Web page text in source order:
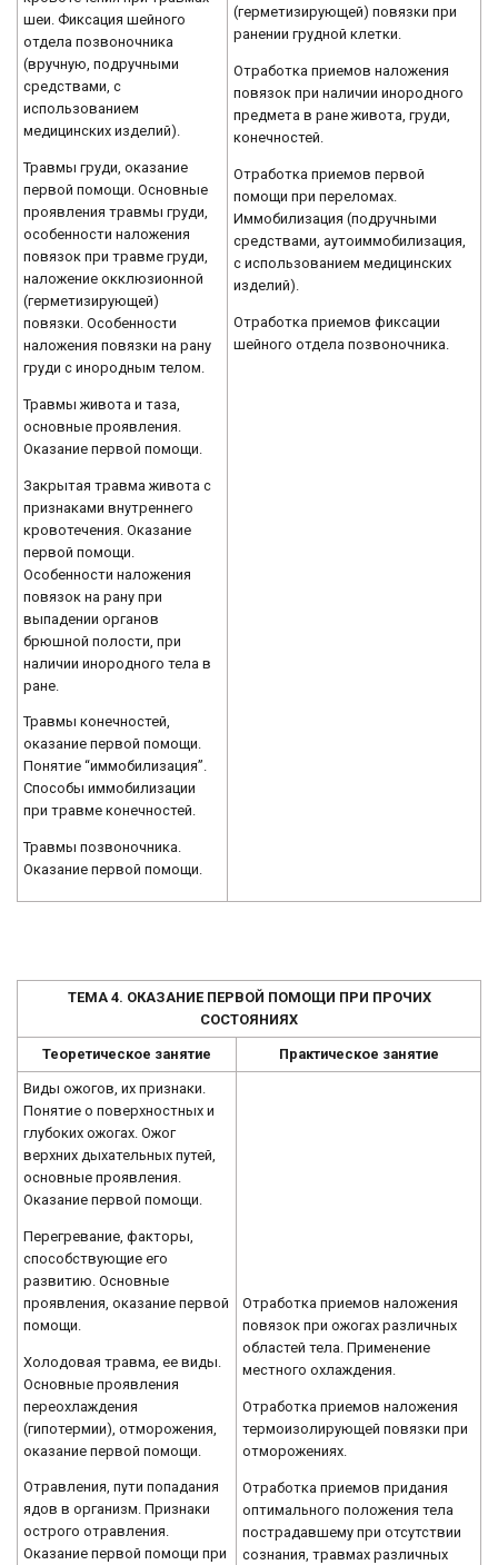
шеи. Фиксация шейного
отдела позвоночника
(вручную, подручными
средствами, с
использованием
медицинских изделий).
Травмы груди, оказание
первой помощи. Основные
проявления травмы груди,
особенности наложения
повязок при травме груди,
наложение окклюзионной
(герметизирующей)
повязки. Особенности
наложения повязки на рану
груди с инородным телом.
Травмы живота и таза,
основные проявления.
Оказание первой помощи.
Закрытая травма живота с
признаками внутреннего
кровотечения. Оказание
первой помощи.
Особенности наложения
повязок на рану при
выпадении органов
брюшной полости, при
наличии инородного тела в
ране.
Травмы конечностей,
оказание первой помощи.
Понятие “иммобилизация”.
Способы иммобилизации
при травме конечностей.
Травмы позвоночника.
Оказание первой помощи.
(герметизирующей) повязки при
ранении грудной клетки.
Отработка приемов наложения
повязок при наличии инородного
предмета в ране живота, груди,
конечностей.
Отработка приемов первой
помощи при переломах.
Иммобилизация (подручными
средствами, аутоиммобилизация,
с использованием медицинских
изделий).
Отработка приемов фиксации
шейного отдела позвоночника.
ТЕМА 4. ОКАЗАНИЕ ПЕРВОЙ ПОМОЩИ ПРИ ПРОЧИХ
СОСТОЯНИЯХ
Теоретическое занятие Практическое занятие
Виды ожогов, их признаки.
Понятие о поверхностных и
глубоких ожогах. Ожог
верхних дыхательных путей,
основные проявления.
Оказание первой помощи.
Перегревание, факторы,
способствующие его
развитию. Основные
проявления, оказание первой
помощи.
Холодовая травма, ее виды.
Основные проявления
переохлаждения
(гипотермии), отморожения,
оказание первой помощи.
Отравления, пути попадания
ядов в организм. Признаки
острого отравления.
Оказание первой помощи при
Отработка приемов наложения
повязок при ожогах различных
областей тела. Применение
местного охлаждения.
Отработка приемов наложения
термоизолирующей повязки при
отморожениях.
Отработка приемов придания
оптимального положения тела
пострадавшему при отсутствии
сознания, травмах различных